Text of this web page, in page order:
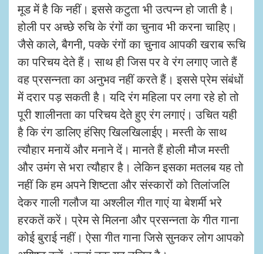
मूड में है कि नहीं। इससे कटुता भी उत्पन्न हो जाती है।
होली पर अच्छे रुचि के रंगों का चुनाव भी करना चाहिए।
जैसे काले,बैगनी,पक्के रंगों का चुनाव आपकी खराब रूचि
का परिचय देते हैं। साथ ही जिस पर वे रंग लगाए जाते हैं
वह प्रसन्नता का अनुभव नहीं करते हैं। इससे प्रेम संबंधों
में दरार पड़ सकती है। यदि रंग महिला पर लगा रहे हो तो
पूरी शालीनता का परिचय देते हुए रंग लगाएं। उचित यही
है कि रंग डालिए हंसिए खिलखिलाईए। मस्ती के साथ
त्यौहार मनायें और मनाने दें। मानते हैं होली मौज मस्ती
और उमंग से भरा त्यौहार है। लेकिन इसका मतलब यह तो
नहीं कि हम अपने शिष्टता और संस्कारों को तिलांजलि
देकर गाली गलौज या अश्लील गीत गाएं या बेशर्मी भरे
हरकतें करें। प्रेम से मिलना और प्रसन्नता के गीत गाना
कोई बुराई नहीं। ऐसा गीत गाना जिसे सुनकर लोग आपको